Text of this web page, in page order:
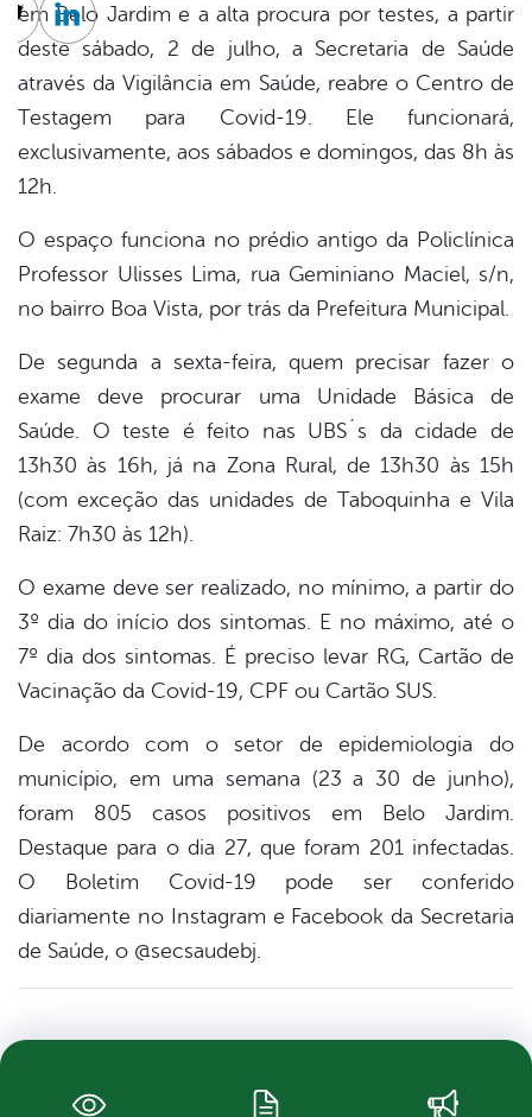
em Belo Jardim e a alta procura por testes, a partir
deste sábado, 2 de julho, a Secretaria de Saúde
através da Vigilância em Saúde, reabre o Centro de
Testagem para Covid-19. Ele funcionará,
exclusivamente, aos sábados e domingos, das 8h às
12h.
O espaço funciona no prédio antigo da Policlínica
Professor Ulisses Lima, rua Geminiano Maciel, s/n,
no bairro Boa Vista, por trás da Prefeitura Municipal.
De segunda a sexta-feira, quem precisar fazer o
exame deve procurar uma Unidade Básica de
Saúde. O teste é feito nas UBS´s da cidade de
13h30 às 16h, já na Zona Rural, de 13h30 às 15h
(com exceção das unidades de Taboquinha e Vila
Raiz: 7h30 às 12h).
O exame deve ser realizado, no mínimo, a partir do
3º dia do início dos sintomas. E no máximo, até o
7º dia dos sintomas. É preciso levar RG, Cartão de
Vacinação da Covid-19, CPF ou Cartão SUS.
De acordo com o setor de epidemiologia do
município, em uma semana (23 a 30 de junho),
foram 805 casos positivos em Belo Jardim.
Destaque para o dia 27, que foram 201 infectadas.
O Boletim Covid-19 pode ser conferido
diariamente no Instagram e Facebook da Secretaria
de Saúde, o @secsaudebj.
Twitter
Linkedin